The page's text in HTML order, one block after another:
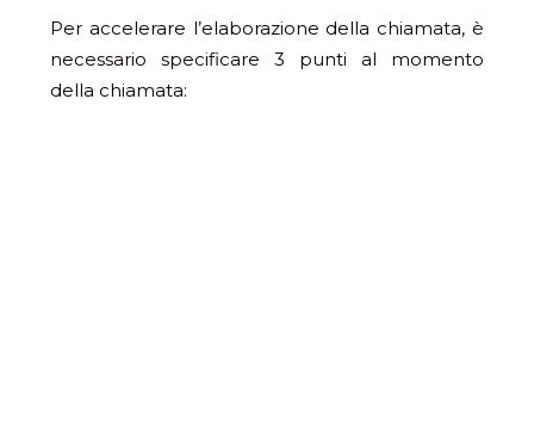
Per accelerare l’elaborazione della chiamata, è
necessario specificare 3 punti al momento
della chiamata: